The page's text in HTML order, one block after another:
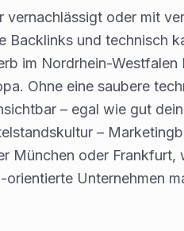
vernachlässigt oder mit
Backlinks und technisch
im Nordrhein-
Ohne eine saubere
– egal wie gut
–
München oder
orientierte Unternehmen